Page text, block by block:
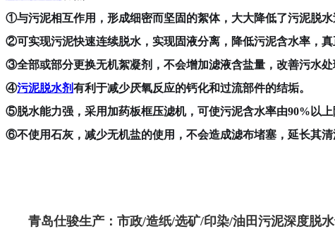
①与污泥相互作用，形成细密而坚固的絮体，大大降低了污泥脱水
②可实现污泥快速连续脱水，实现固液分离，降低污泥含水率，真
③全部或部分更换无机絮凝剂，不会增加滤液含盐量，改善污水处
④污泥脱水剂有利于减少厌氧反应的钙化和过流部件的结垢。
⑤脱水能力强，采用加药板框压滤机，可使污泥含水率由90%以上
⑥不使用石灰，减少无机盐的使用，不会造成滤布堵塞，延长其清
青岛仕骏生产：市政/造纸/选矿/印染/油田污泥深度脱水